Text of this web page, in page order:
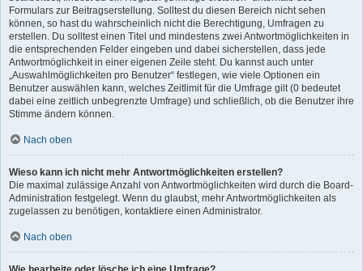
Formulars zur Beitragserstellung. Solltest du diesen Bereich nicht sehen
können, so hast du wahrscheinlich nicht die Berechtigung, Umfragen zu
erstellen. Du solltest einen Titel und mindestens zwei Antwortmöglichkeiten in
die entsprechenden Felder eingeben und dabei sicherstellen, dass jede
Antwortmöglichkeit in einer eigenen Zeile steht. Du kannst auch unter
„Auswahlmöglichkeiten pro Benutzer“ festlegen, wie viele Optionen ein
Benutzer auswählen kann, welches Zeitlimit für die Umfrage gilt (0 bedeutet
dabei eine zeitlich unbegrenzte Umfrage) und schließlich, ob die Benutzer ihre
Stimme ändern können.
Nach oben
Wieso kann ich nicht mehr Antwortmöglichkeiten erstellen?
Die maximal zulässige Anzahl von Antwortmöglichkeiten wird durch die Board-
Administration festgelegt. Wenn du glaubst, mehr Antwortmöglichkeiten als
zugelassen zu benötigen, kontaktiere einen Administrator.
Nach oben